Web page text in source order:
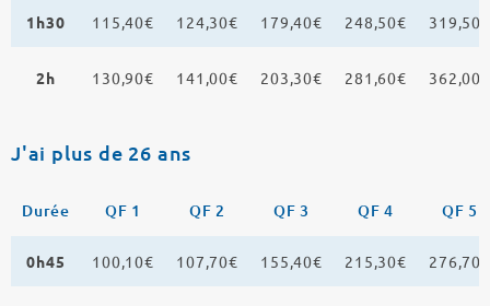
1h30 115,40€ 124,30€ 179,40€ 248,50€ 319,50€
2h 130,90€ 141,00€ 203,30€ 281,60€ 362,00€
J'ai plus de 26 ans
Durée QF 1 QF 2 QF 3 QF 4 QF 5
0h45 100,10€ 107,70€ 155,40€ 215,30€ 276,70€